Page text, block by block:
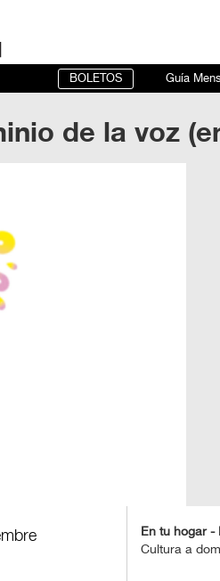
BOLETOS Guía
de la voz
En tu hogar -
Cultura a